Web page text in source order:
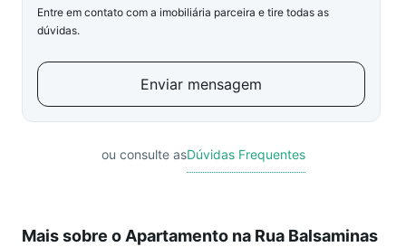
Entre em contato com a imobiliária parceira e tire todas as
dúvidas.
Enviar mensagem
ou consulte asDúvidas Frequentes
Mais sobre o Apartamento na Rua Balsaminas